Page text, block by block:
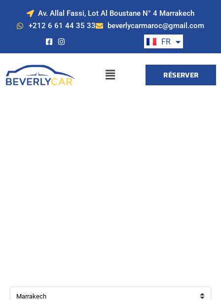
Av. Allal Fassi, Lot Al Boustane N° 4 Marrakech
+212 6 61 44 35 33
beverlycarmaroc@gmail.com
FR
EN
ES
DE
RÉSERVER